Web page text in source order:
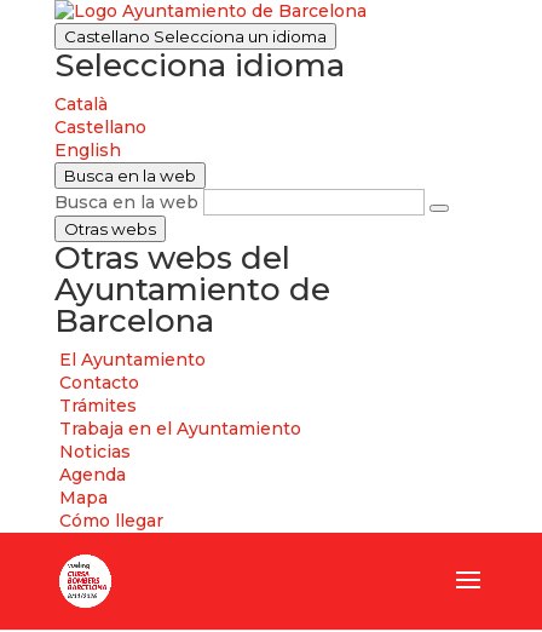
Castellano Selecciona un idioma
Selecciona idioma
Català
Castellano
English
Busca en la web
Busca en la web
Otras webs
Otras webs del
Ayuntamiento de
Barcelona
El Ayuntamiento
Contacto
Trámites
Trabaja en el Ayuntamiento
Noticias
Agenda
Mapa
Cómo llegar